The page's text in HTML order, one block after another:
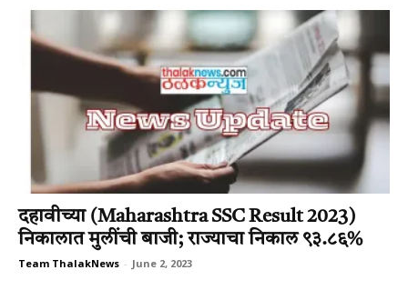
दहावीच्या (Maharashtra SSC Result 2023)
निकालात मुलींची बाजी; राज्याचा निकाल ९३.८६%
Team ThalakNews - June 2, 2023